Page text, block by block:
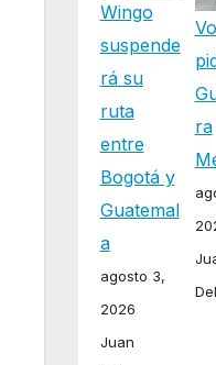
Wingo
suspende
rá su
ruta
entre
Bogotá y
Guatemal
a
agosto 3,
2026
Juan
ra